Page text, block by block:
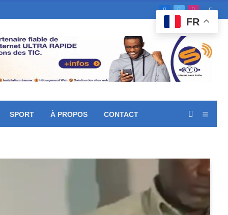
Facebook
X
(Twitter)
SPORT À PROPOS CONTACT
FR